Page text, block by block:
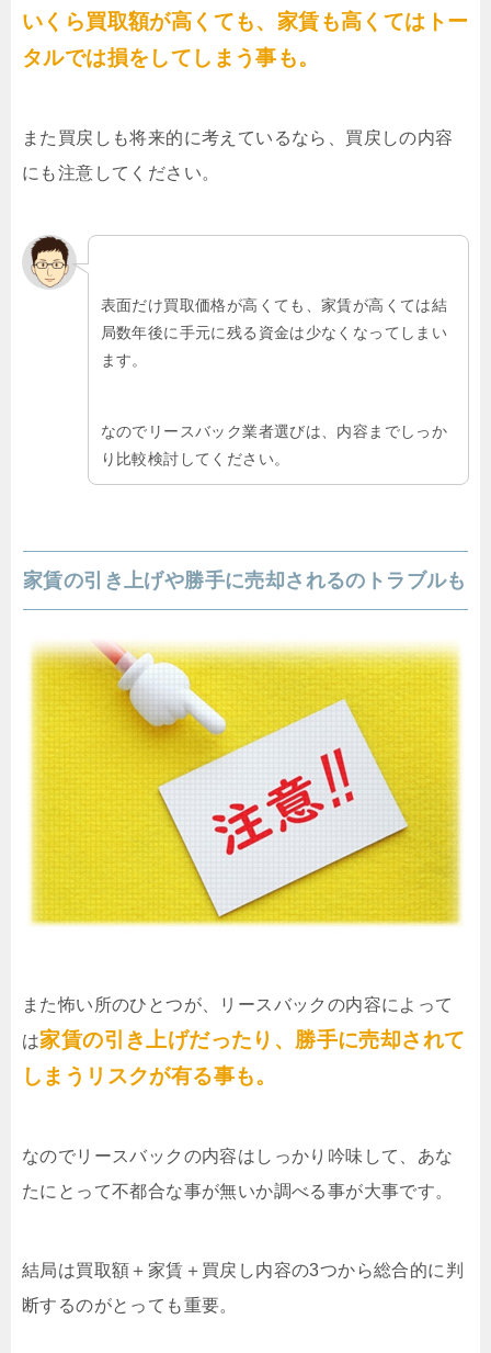
いくら買取額が高くても、家賃も高くてはトー
タルでは損をしてしまう事も。
また買戻しも将来的に考えているなら、買戻しの内容
にも注意してください。
表面だけ買取価格が高くても、家賃が高くては結
局数年後に手元に残る資金は少なくなってしまい
ます。
なのでリースバック業者選びは、内容までしっか
り比較検討してください。
家賃の引き上げや勝手に売却されるのトラブルも
また怖い所のひとつが、リースバックの内容によって
は家賃の引き上げだったり、勝手に売却されて
しまうリスクが有る事も。
なのでリースバックの内容はしっかり吟味して、あな
たにとって不都合な事が無いか調べる事が大事です。
結局は買取額＋家賃＋買戻し内容の3つから総合的に判
断するのがとっても重要。